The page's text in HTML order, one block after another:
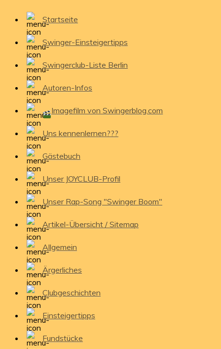
Startseite
Swinger-Einsteigertipps
Swingerclub-Liste Berlin
Autoren-Infos
Imagefilm von Swingerblog.com
Uns kennenlernen???
Gästebuch
Unser JOYCLUB-Profil
Unser Rap-Song "Swinger Boom"
Artikel-Übersicht / Sitemap
Allgemein
Ärgerliches
Clubgeschichten
Einsteigertipps
Fundstücke